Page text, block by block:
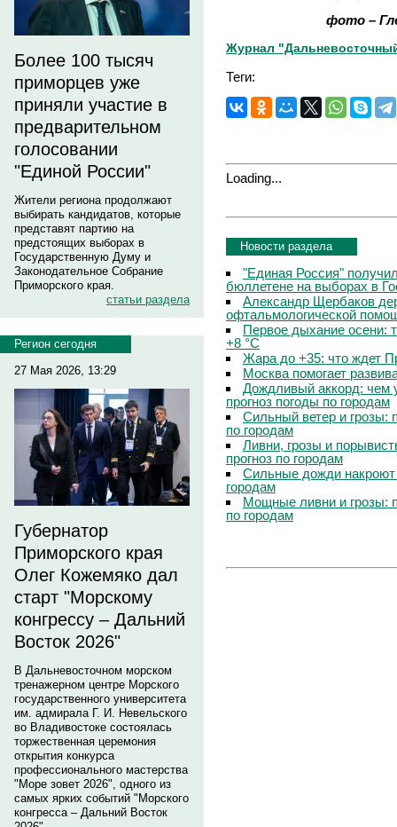
Более 100 тысяч
приморцев уже
приняли участие в
предварительном
голосовании
"Единой России"
Жители региона продолжают
выбирать кандидатов, которые
представят партию на
предстоящих выборах в
Государственную Думу и
Законодательное Собрание
Приморского края.
статьи раздела
Регион сегодня
27 Мая 2026, 13:29
Губернатор
Приморского края
Олег Кожемяко дал
старт "Морскому
конгрессу – Дальний
Восток 2026"
В Дальневосточном морском
тренажерном центре Морского
государственного университета
им. адмирала Г. И. Невельского
во Владивостоке состоялась
торжественная церемония
открытия конкурса
профессионального мастерства
"Море зовет 2026", одного из
самых ярких событий "Морского
конгресса – Дальний Восток
фото –
Журнал
Теги:
Loading...
Новости раздела
"Единая Россия"
бюллетене на выборах в
Александр Щербаков
офтальмологической
Первое дыхание осени:
+8 °C
Жара до +35: что ждет
Москва помогает
Дождливый аккорд: чем
прогноз погоды по городам
Сильный ветер и грозы:
по городам
Ливни, грозы и
прогноз по городам
Сильные дожди
городам
Мощные ливни и грозы:
по городам